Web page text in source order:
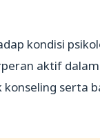
kondisi
aktif dalam
serta